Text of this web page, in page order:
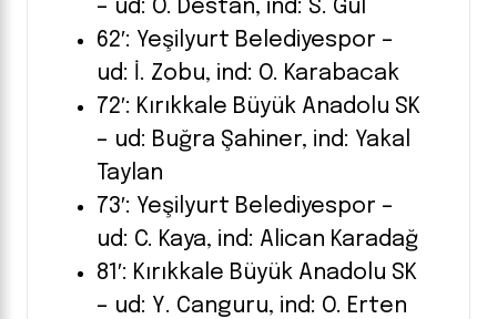
– ud: O. Destan, ind: S. Gül
62′: Yeşilyurt Belediyespor –
ud: İ. Zobu, ind: O. Karabacak
72′: Kırıkkale Büyük Anadolu SK
– ud: Buğra Şahiner, ind: Yakal
Taylan
73′: Yeşilyurt Belediyespor –
ud: C. Kaya, ind: Alican Karadağ
81′: Kırıkkale Büyük Anadolu SK
– ud: Y. Canguru, ind: O. Erten